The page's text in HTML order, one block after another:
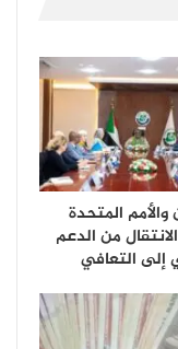
المتحدة
من الدعم
إلى التعافي